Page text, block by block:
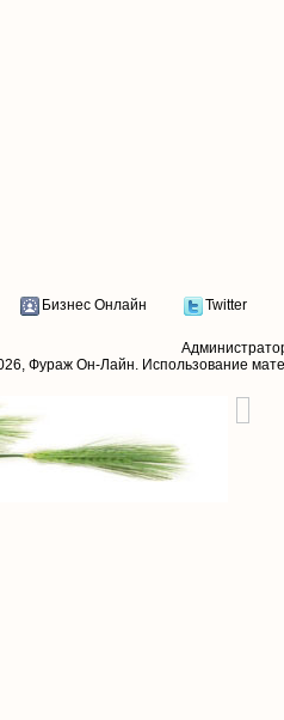
Бизнес Онлайн Twitter
Фураж Он-Лайн. Использование